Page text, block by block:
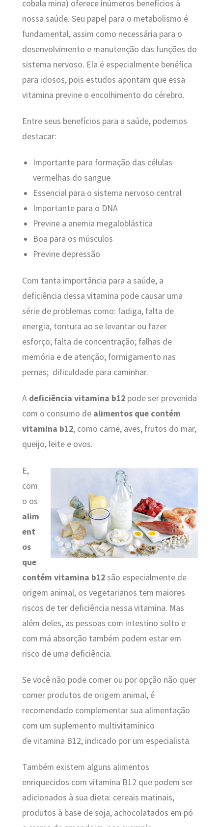
cobala mina) oferece inúmeros benefícios à
nossa saúde. Seu papel para o metabolismo é
fundamental, assim como necessária para o
desenvolvimento e manutenção das funções do
sistema nervoso. Ela é especialmente benéfica
para idosos, pois estudos apontam que essa
vitamina previne o encolhimento do cérebro.
Entre seus benefícios para a saúde, podemos
destacar:
Importante para formação das células
vermelhas do sangue
Essencial para o sistema nervoso central
Importante para o DNA
Previne a anemia megaloblástica
Boa para os músculos
Previne depressão
Com tanta importância para a saúde, a
deficiência dessa vitamina pode causar uma
série de problemas como: fadiga, falta de
energia, tontura ao se levantar ou fazer
esforço; falta de concentração; falhas de
memória e de atenção; formigamento nas
pernas; dificuldade para caminhar.
A deficiência vitamina b12pode ser prevenida
com o consumo de alimentos que contém
vitamina b12, como carne, aves, frutos do mar,
queijo, leite e ovos.
E,
com
o os
alim
ent
os
que
contém vitamina b12são especialmente de
origem animal, os vegetarianos tem maiores
riscos de ter deficiência nessa vitamina. Mas
além deles, as pessoas com intestino solto e
com má absorção também podem estar em
risco de uma deficiência.
Se você não pode comer ou por opção não quer
comer produtos de origem animal, é
recomendado complementar sua alimentação
com um suplemento multivitamínico
de vitamina B12, indicado por um especialista.
Também existem alguns alimentos
enriquecidos com vitamina B12 que podem ser
adicionados à sua dieta: cereais matinais,
produtos à base de soja, achocolatados em pó